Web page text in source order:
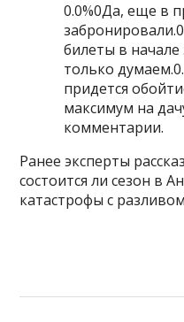
0.0%0Да, еще в
билеты в начале
только
придется
максимум на
комментарии.
Ранее эксперты
состоится ли сезон в
катастрофы с